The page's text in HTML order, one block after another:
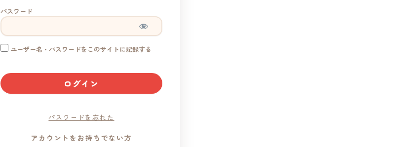
パスワード
ユーザー名・パスワードをこのサイトに記録する
パスワードを忘れた
アカウントをお持ちでない方